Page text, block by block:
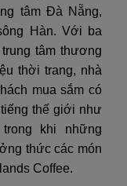
tâm Đà Nẵng,
Hàn. Với ba
tâm thương
thời trang, nhà
mua sắm có
thế giới như
khi những
thức các món
Coffee.